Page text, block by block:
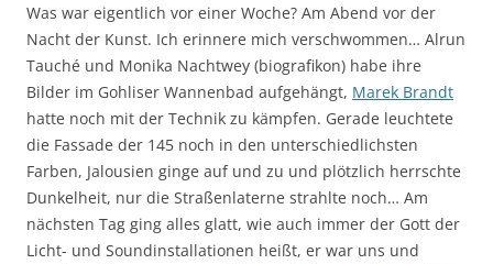
Was war eigentlich vor einer Woche? Am Abend vor der
Nacht der Kunst. Ich erinnere mich verschwommen… Alrun
Tauché und Monika Nachtwey (biografikon) habe ihre
Bilder im Gohliser Wannenbad aufgehängt, Marek Brandt
hatte noch mit der Technik zu kämpfen. Gerade leuchtete
die Fassade der 145 noch in den unterschiedlichsten
Farben, Jalousien ginge auf und zu und plötzlich herrschte
Dunkelheit, nur die Straßenlaterne strahlte noch… Am
nächsten Tag ging alles glatt, wie auch immer der Gott der
Licht- und Soundinstallationen heißt, er war uns und